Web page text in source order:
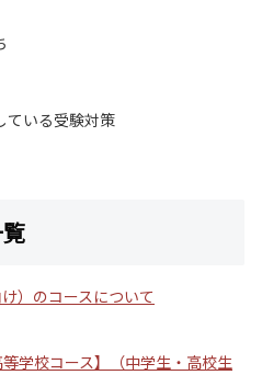
ている受験対策
）のコースについて
学校コース】（中学生・高校生